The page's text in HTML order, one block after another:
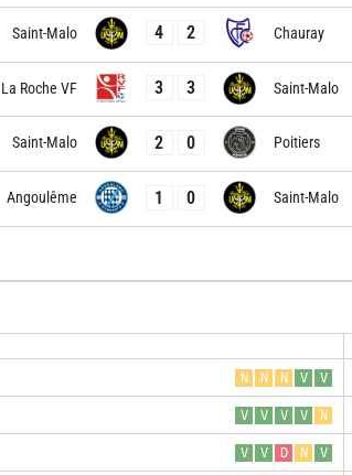
Saint-Malo 4 2 Chauray
La Roche VF 3 3 Saint-Malo
Saint-Malo 2 0 Poitiers
Angoulême 1 0 Saint-Malo
N N N V V
V V V V N
V V D N V